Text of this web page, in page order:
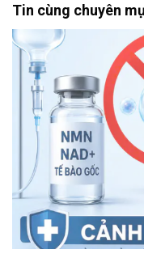
Tin cùng chuyên